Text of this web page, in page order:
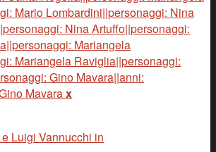
Mario Lombardini||personaggi: Nina
Nina Artuffo||personaggi:
Mariangela
Mariangela Raviglia||personaggi:
Gino Mavara||anni:
Mavarax